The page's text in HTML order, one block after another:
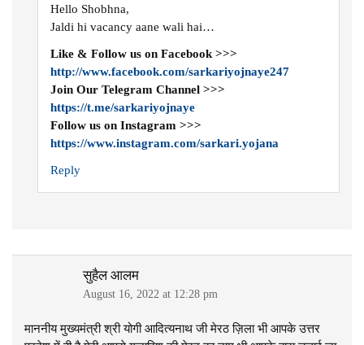
Hello Shobhna,
Jaldi hi vacancy aane wali hai…
Like & Follow us on Facebook >>>
http://www.facebook.com/sarkariyojnaye247
Join Our Telegram Channel >>>
https://t.me/sarkariyojnaye
Follow us on Instagram >>>
https://www.instagram.com/sarkari.yojana
Reply
सुहैल आलम
August 16, 2022 at 12:28 pm
माननीय मुख्यमंत्री श्री योगी आदित्यनाथ जी मेरठ ज़िला भी आपके उत्तर